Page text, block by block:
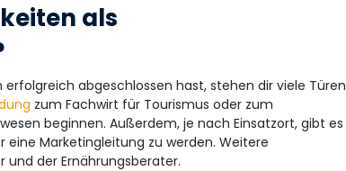
als
abgeschlossen hast, stehen dir viele Türen
zum Fachwirt für Tourismus oder zum
beginnen. Außerdem, je nach Einsatzort, gibt es
eine Marketingleitung zu werden. Weitere
und der Ernährungsberater.